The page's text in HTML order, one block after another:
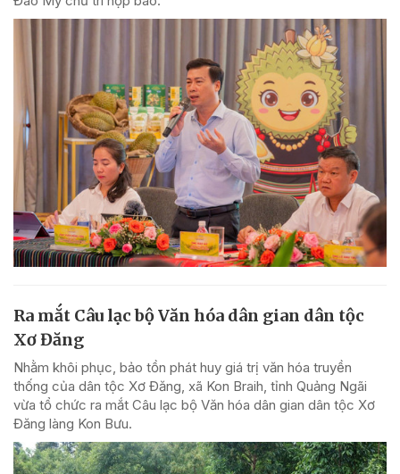
Ra mắt Câu lạc bộ Văn hóa dân gian dân tộc
Xơ Đăng
Nhằm khôi phục, bảo tồn phát huy giá trị văn hóa truyền
thống của dân tộc Xơ Đăng, xã Kon Braih, tỉnh Quảng Ngãi
vừa tổ chức ra mắt Câu lạc bộ Văn hóa dân gian dân tộc Xơ
Đăng làng Kon Bưu.